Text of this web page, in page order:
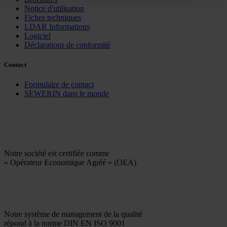
Notice d'utilisation
Fiches techniques
LDAR Informations
Logiciel
Déclarations de conformité
Contact
Formulaire de contact
SEWERIN dans le monde
Notre société est certifiée comme
« Opérateur Economique Agréé » (OEA)
Notre système de management de la qualité
répond à la norme DIN EN ISO 9001